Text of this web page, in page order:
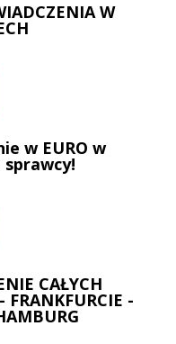
W
w EURO w
sprawcy!
CAŁYCH
-